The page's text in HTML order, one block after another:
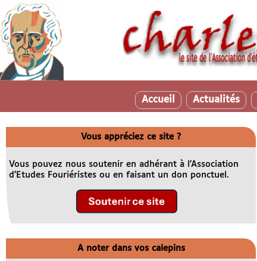
Accueil Actualités
Vous appréciez ce site ?
Vous pouvez nous soutenir en adhérant à l’Association
d’Etudes Fouriéristes ou en faisant un don ponctuel.
A noter dans vos calepins